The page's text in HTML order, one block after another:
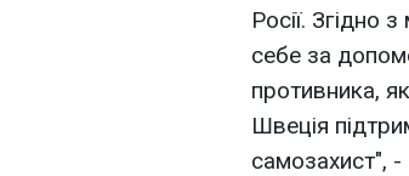
Росії. Згідно
себе за
противника,
Швеція
самозахист", -